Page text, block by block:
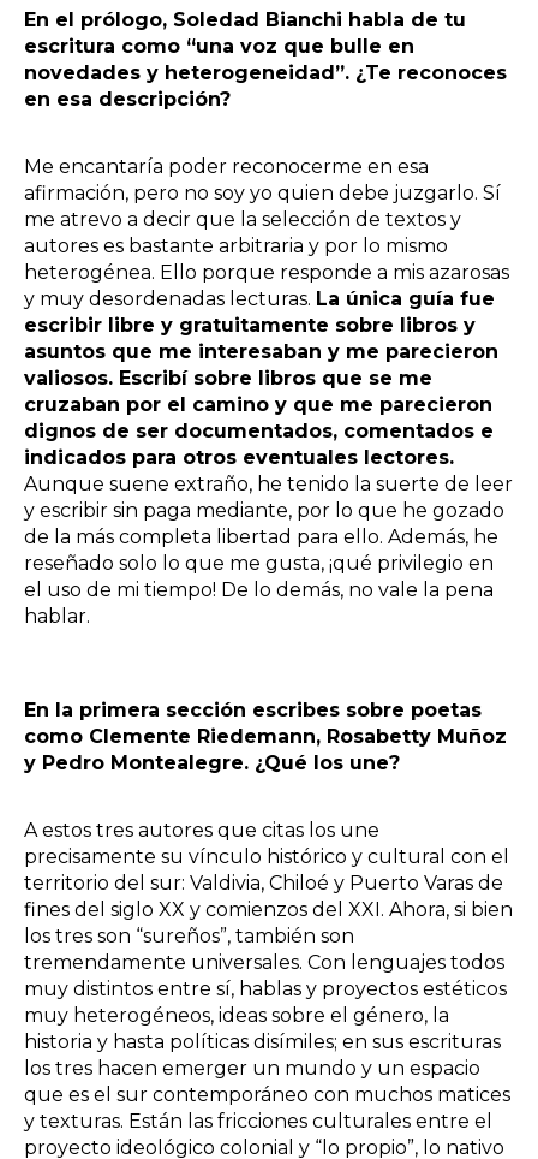
En el prólogo, Soledad Bianchi habla de tu
escritura como “una voz que bulle en
novedades y heterogeneidad”. ¿Te reconoces
en esa descripción?
Me encantaría poder reconocerme en esa
afirmación, pero no soy yo quien debe juzgarlo. Sí
me atrevo a decir que la selección de textos y
autores es bastante arbitraria y por lo mismo
heterogénea. Ello porque responde a mis azarosas
y muy desordenadas lecturas. La única guía fue
escribir libre y gratuitamente sobre libros y
asuntos que me interesaban y me parecieron
valiosos. Escribí sobre libros que se me
cruzaban por el camino y que me parecieron
dignos de ser documentados, comentados e
indicados para otros eventuales lectores.
Aunque suene extraño, he tenido la suerte de leer
y escribir sin paga mediante, por lo que he gozado
de la más completa libertad para ello. Además, he
reseñado solo lo que me gusta, ¡qué privilegio en
el uso de mi tiempo! De lo demás, no vale la pena
hablar.
En la primera sección escribes sobre poetas
como Clemente Riedemann, Rosabetty Muñoz
y Pedro Montealegre. ¿Qué los une?
A estos tres autores que citas los une
precisamente su vínculo histórico y cultural con el
territorio del sur: Valdivia, Chiloé y Puerto Varas de
fines del siglo XX y comienzos del XXI. Ahora, si bien
los tres son “sureños”, también son
tremendamente universales. Con lenguajes todos
muy distintos entre sí, hablas y proyectos estéticos
muy heterogéneos, ideas sobre el género, la
historia y hasta políticas disímiles; en sus escrituras
los tres hacen emerger un mundo y un espacio
que es el sur contemporáneo con muchos matices
y texturas. Están las fricciones culturales entre el
proyecto ideológico colonial y “lo propio”, lo nativo